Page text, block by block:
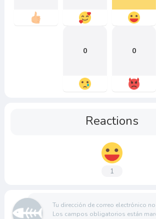
0 0
Reactions
1
Tu dirección de correo electrónico
Los campos obligatorios están